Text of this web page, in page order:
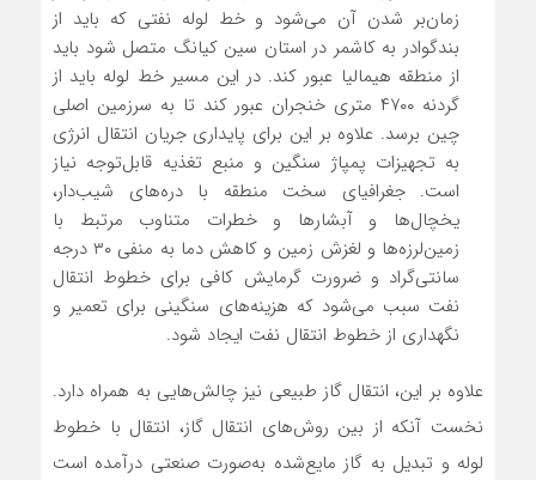
زمان‌بر شدن آن می‌شود و خط لوله نفتی که باید از
بندگوادر به کاشمر در استان سین کیانگ متصل شود باید
از منطقه هیمالیا عبور کند. در این مسیر خط لوله باید از
گردنه ۴۷۰۰ متری خنجران عبور کند تا به سرزمین اصلی
چین برسد. علاوه بر این برای پایداری جریان انتقال انرژی
به تجهیزات پمپاژ سنگین و منبع تغذیه قابل‌توجه نیاز
است. جغرافیای سخت منطقه با دره‌های شیب‌دار،
یخچال‌ها و آبشارها و خطرات متناوب مرتبط با
زمین‌لرزه‌ها و ‌لغزش‌ زمین و کاهش دما به منفی ۳۰ درجه
سانتی‌گراد و ضرورت گرمایش کافی برای خطوط انتقال
نفت سبب می‌شود که هزینه‌های سنگینی برای تعمیر و
نگهداری از خطوط انتقال نفت ایجاد شود.
علاوه بر این، انتقال گاز طبیعی نیز چالش‌هایی به همراه دارد.
نخست آنکه از ‌بین روش‌های انتقال گاز، انتقال با خطوط
لوله و تبدیل به گاز مایع‌شده به‌صورت صنعتی درآمده است